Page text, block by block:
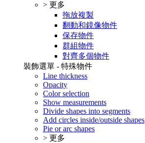
> 更多
拖放複製
翻動和鏡像物件
保存物件
群組物件
對齊多個物件
裝飾選單 - 特殊物件
Line thickness
Opacity
Color selection
Show measurements
Divide shapes into segments
Add circles inside/outside shapes
Pie or arc shapes
> 更多